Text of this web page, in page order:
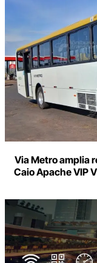
Via Metro amplia
Caio Apache VIP